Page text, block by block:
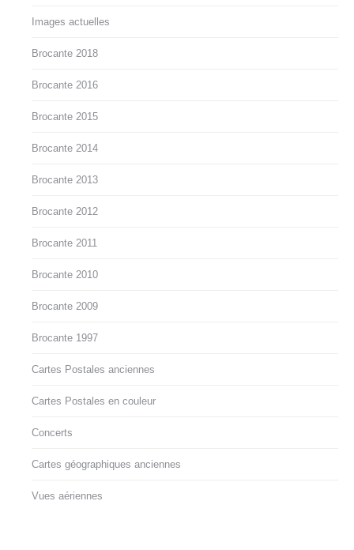
Images actuelles
Brocante 2018
Brocante 2016
Brocante 2015
Brocante 2014
Brocante 2013
Brocante 2012
Brocante 2011
Brocante 2010
Brocante 2009
Brocante 1997
Cartes Postales anciennes
Cartes Postales en couleur
Concerts
Cartes géographiques anciennes
Vues aériennes